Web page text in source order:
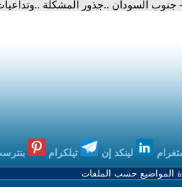
- جنوب السودان ..جذور المشكلة
لينكد إن تيلكرام